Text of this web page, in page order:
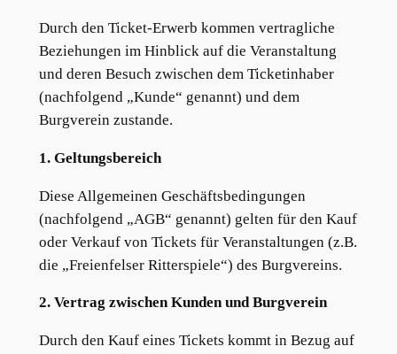
Durch den Ticket-Erwerb kommen vertragliche
Beziehungen im Hinblick auf die Veranstaltung
und deren Besuch zwischen dem Ticketinhaber
(nachfolgend „Kunde“ genannt) und dem
Burgverein zustande.
1. Geltungsbereich
Diese Allgemeinen Geschäftsbedingungen
(nachfolgend „AGB“ genannt) gelten für den Kauf
oder Verkauf von Tickets für Veranstaltungen (z.B.
die „Freienfelser Ritterspiele“) des Burgvereins.
2. Vertrag zwischen Kunden und Burgverein
Durch den Kauf eines Tickets kommt in Bezug auf